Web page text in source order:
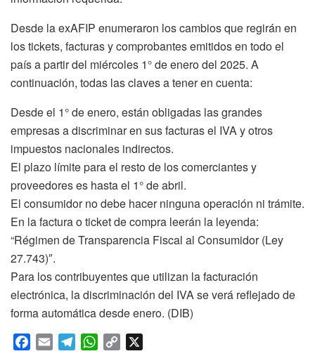
Desde la exAFIP enumeraron los cambios que regirán en
los tickets, facturas y comprobantes emitidos en todo el
país a partir del miércoles 1° de enero del 2025. A
continuación, todas las claves a tener en cuenta:
Desde el 1° de enero, están obligadas las grandes
empresas a discriminar en sus facturas el IVA y otros
impuestos nacionales indirectos.
El plazo límite para el resto de los comerciantes y
proveedores es hasta el 1° de abril.
El consumidor no debe hacer ninguna operación ni trámite.
En la factura o ticket de compra leerán la leyenda:
“Régimen de Transparencia Fiscal al Consumidor (Ley
27.743)″.
Para los contribuyentes que utilizan la facturación
electrónica, la discriminación del IVA se verá reflejado de
forma automática desde enero. (DIB)
W